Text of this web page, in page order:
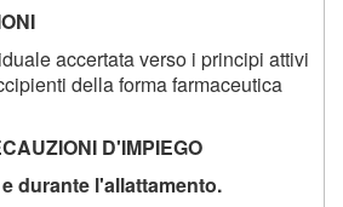
accertata verso i principi attivi
della forma farmaceutica
D'IMPIEGO
durante l'allattamento.